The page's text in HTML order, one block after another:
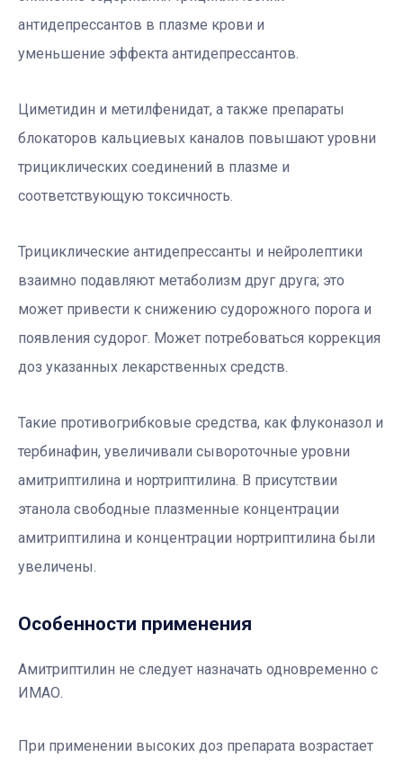
антидепрессантов в плазме крови и
уменьшение эффекта антидепрессантов.
Циметидин и метилфенидат, а также препараты
блокаторов кальциевых каналов повышают уровни
трициклических соединений в плазме и
соответствующую токсичность.
Трициклические антидепрессанты и нейролептики
взаимно подавляют метаболизм друг друга; это
может привести к снижению судорожного порога и
появления судорог. Может потребоваться коррекция
доз указанных лекарственных средств.
Такие противогрибковые средства, как флуконазол и
тербинафин, увеличивали сывороточные уровни
амитриптилина и нортриптилина. В присутствии
этанола свободные плазменные концентрации
амитриптилина и концентрации нортриптилина были
увеличены.
Особенности применения
Амитриптилин не следует назначать одновременно с
ИМАО.
При применении высоких доз препарата возрастает